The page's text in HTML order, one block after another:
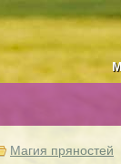
Магия пряностей